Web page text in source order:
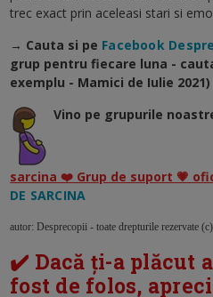
trec exact prin aceleasi stari si
→ Cauta si pe Facebook
grup pentru fiecare luna -
exemplu - Mamici de Iulie 2021)
Vino pe grupurile
sarcina ❤️ Grup de suport 💗
DE SARCINA
autor: Desprecopii - toate drepturile rezervate
✔️ Dacă ți-a plăcut
fost de folos,